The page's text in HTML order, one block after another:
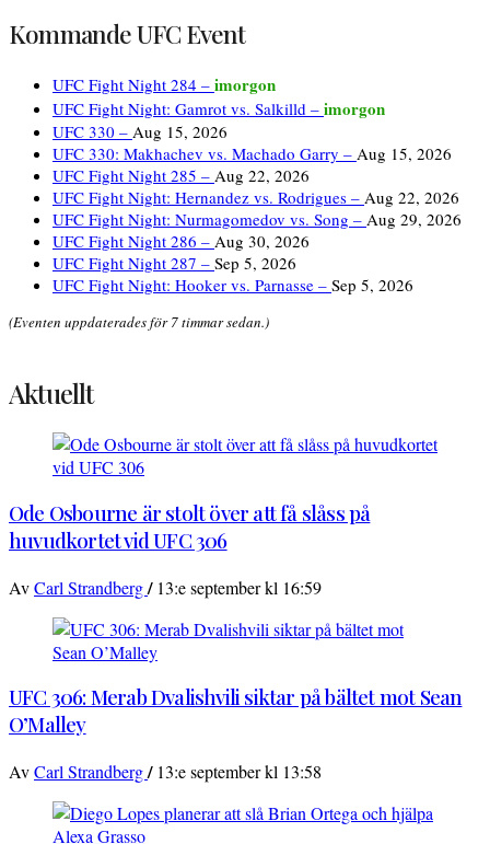
Kommande UFC Event
UFC Fight Night 284 – imorgon
UFC Fight Night: Gamrot vs. Salkilld – imorgon
UFC 330 – Aug 15, 2026
UFC 330: Makhachev vs. Machado Garry – Aug 15, 2026
UFC Fight Night 285 – Aug 22, 2026
UFC Fight Night: Hernandez vs. Rodrigues – Aug 22, 2026
UFC Fight Night: Nurmagomedov vs. Song – Aug 29, 2026
UFC Fight Night 286 – Aug 30, 2026
UFC Fight Night 287 – Sep 5, 2026
UFC Fight Night: Hooker vs. Parnasse – Sep 5, 2026
(Eventen uppdaterades för 7 timmar sedan.)
Aktuellt
Ode Osbourne är stolt över att få slåss på
huvudkortet vid UFC 306
AvCarl Strandberg/ 13:e september kl 16:59
UFC 306: Merab Dvalishvili siktar på bältet mot Sean
O’Malley
AvCarl Strandberg/ 13:e september kl 13:58